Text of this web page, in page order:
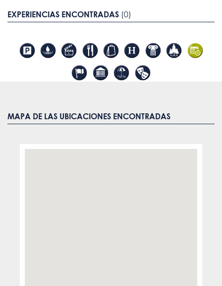
EXPERIENCIAS ENCONTRADAS (0)
MAPA DE LAS UBICACIONES ENCONTRADAS